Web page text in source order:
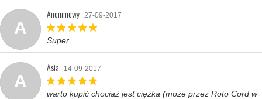
A
Anonimowy 27-09-2017
Super
A
Asia 14-09-2017
warto kupić chociaż jest ciężka (może przez Roto Cord w